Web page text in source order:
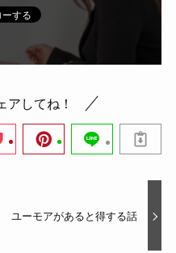
アしてね！
ユーモアがあると得する話